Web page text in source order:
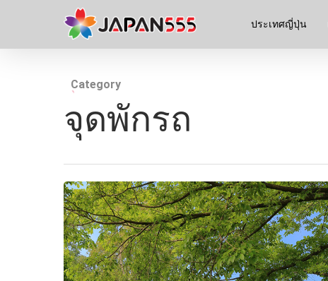
ประเทศญี่ปุ่น
Category
จุดพักรถ